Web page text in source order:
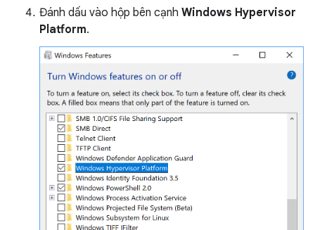
Đánh dấu vào hộp bên cạnh Windows Hypervisor
Platform.